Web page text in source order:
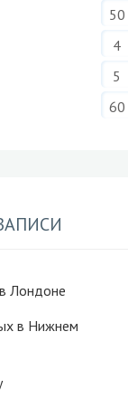
50
4
5
60
Лондоне
в Нижнем